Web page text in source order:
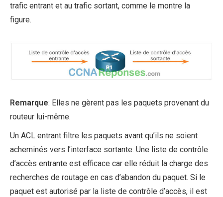
trafic entrant et au trafic sortant, comme le montre la
figure.
Remarque: Elles ne gèrent pas les paquets provenant du
routeur lui-même.
Un ACL entrant filtre les paquets avant qu’ils ne soient
acheminés vers l’interface sortante. Une liste de contrôle
d’accès entrante est efficace car elle réduit la charge des
recherches de routage en cas d’abandon du paquet. Si le
paquet est autorisé par la liste de contrôle d’accès, il est